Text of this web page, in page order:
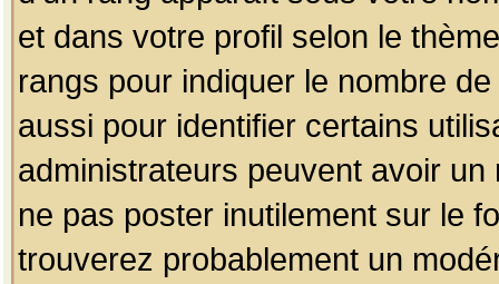
et dans votre profil selon le
rangs pour indiquer le nombre
aussi pour identifier certains
administrateurs peuvent avoir
ne pas poster inutilement sur le
trouverez probablement un